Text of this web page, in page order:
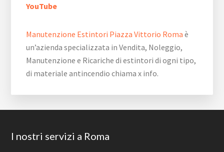
YouTube
Manutenzione Estintori Piazza Vittorio Roma è
un’azienda specializzata in Vendita, Noleggio,
Manutenzione e Ricariche di estintori di ogni tipo,
di materiale antincendio chiama x info.
Footer
I nostri servizi a Roma